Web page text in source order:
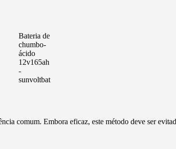
Bateria de
chumbo-
ácido
12v165ah
-
sunvoltbat
comum. Embora eficaz, este método deve ser